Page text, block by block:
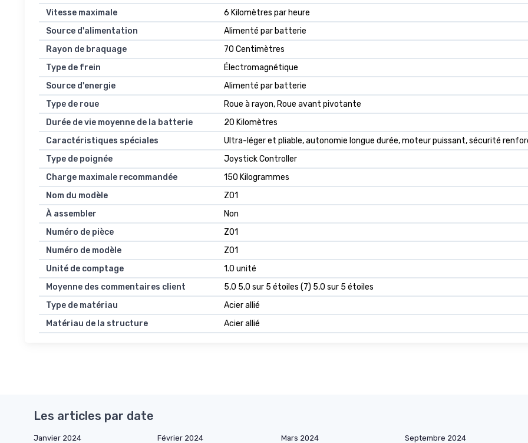
Vitesse maximale
6 Kilomètres par heure
Source d'alimentation
Alimenté par batterie
Rayon de braquage
70 Centimètres
Type de frein
Électromagnétique
Source d'energie
Alimenté par batterie
Type de roue
Roue à rayon, Roue avant pivotante
Durée de vie moyenne de la batterie
20 Kilomètres
Caractéristiques spéciales
Ultra-léger et pliable, autonomie longue durée, moteur puissant, sécurité
Type de poignée
Joystick Controller
Charge maximale recommandée
150 Kilogrammes
Nom du modèle
Z01
À assembler
Non
Numéro de pièce
Z01
Numéro de modèle
Z01
Unité de comptage
1.0 unité
Moyenne des commentaires client
5,0 5,0 sur 5 étoiles (7) 5,0 sur 5 étoiles
Type de matériau
Acier allié
Matériau de la structure
Acier allié
Les articles par date
Janvier 2024 Février 2024 Mars 2024 Septembre 2024